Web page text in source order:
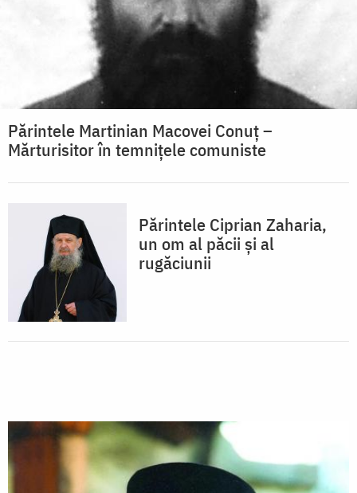
Părintele Martinian Macovei Conuț –
Mărturisitor în temnițele comuniste
Părintele Ciprian Zaharia,
un om al păcii şi al
rugăciunii